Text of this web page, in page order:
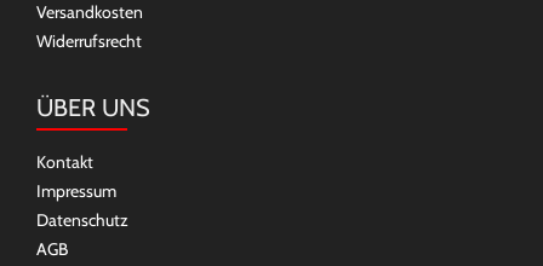
Versandkosten
Widerrufsrecht
ÜBER UNS
Kontakt
Impressum
Datenschutz
AGB